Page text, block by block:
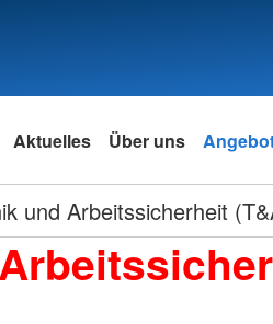
Aktuelles Über uns
und Arbeitssicherheit